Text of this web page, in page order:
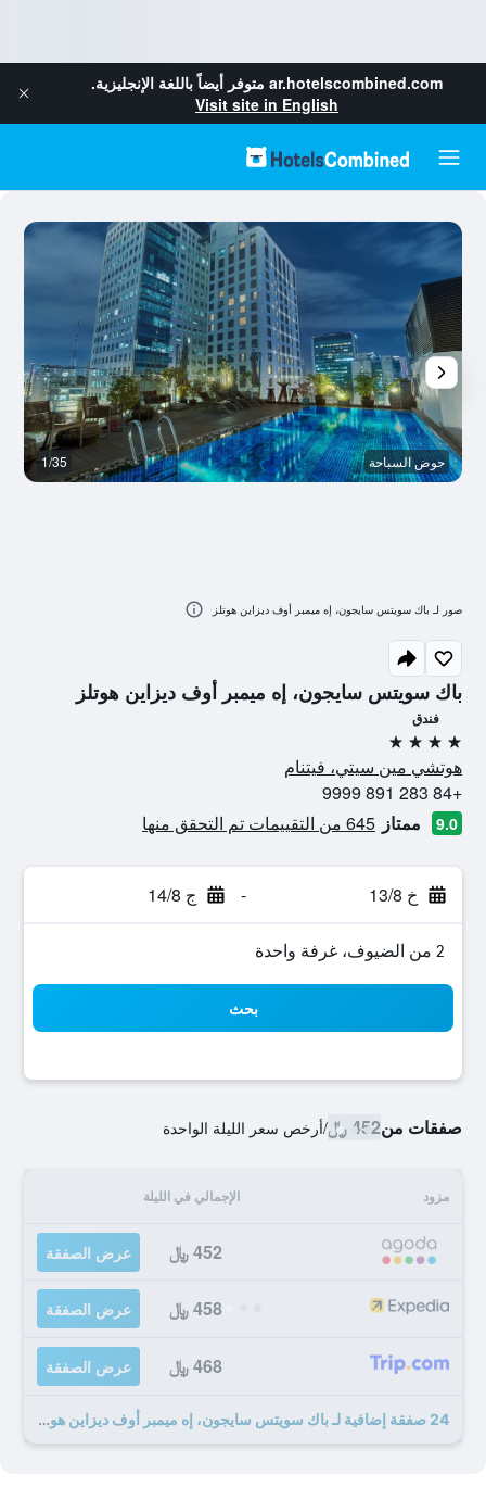
ar.hotelscombined.com متوفر أيضاً باللغة الإنجليزية.
Visit site in English
باك سويتس سايجون، إه ميمبر أوف ديزاين هوتلز
فندق
4 نجوم
هوتشي مين سيتي، فيتنام
+84 283 891 9999
9.0 ممتاز 645 من التقييمات تم التحقق منها
خ 13/8 - ج 14/8
2 من الضيوف، غرفة واحدة
بحث
صفقات من452 ﷼ /أرخص سعر الليلة الواحدة
مزود الإجمالي في الليلة
452 ﷼ عرض الصفقة
458 ﷼ عرض الصفقة
468 ﷼ عرض الصفقة
24 صفقة إضافية لـ باك سويتس سايجون، إه ميمبر أوف ديزاين هوتلز
حوض السباحة 1/35
صور لـ باك سويتس سايجون، إه ميمبر أوف ديزاين هوتلز